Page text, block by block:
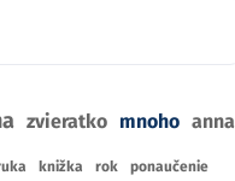
zvieratko mnoho anna
knižka rok ponaučenie